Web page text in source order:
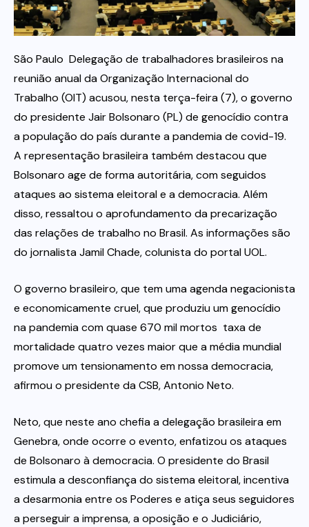
Itau
Financeiras e Cooperativas
São Paulo  Delegação de trabalhadores brasileiros na
reunião anual da Organização Internacional do
Trabalho (OIT) acusou, nesta terça-feira (7), o governo
do presidente Jair Bolsonaro (PL) de genocídio contra
a população do país durante a pandemia de covid-19.
A representação brasileira também destacou que
Bolsonaro age de forma autoritária, com seguidos
ataques ao sistema eleitoral e a democracia. Além
disso, ressaltou o aprofundamento da precarização
das relações de trabalho no Brasil. As informações são
do jornalista Jamil Chade, colunista do portal UOL.
O governo brasileiro, que tem uma agenda negacionista
e economicamente cruel, que produziu um genocídio
na pandemia com quase 670 mil mortos  taxa de
mortalidade quatro vezes maior que a média mundial 
promove um tensionamento em nossa democracia,
afirmou o presidente da CSB, Antonio Neto.
Neto, que neste ano chefia a delegação brasileira em
Genebra, onde ocorre o evento, enfatizou os ataques
de Bolsonaro à democracia. O presidente do Brasil
estimula a desconfiança do sistema eleitoral, incentiva
a desarmonia entre os Poderes e atiça seus seguidores
a perseguir a imprensa, a oposição e o Judiciário,